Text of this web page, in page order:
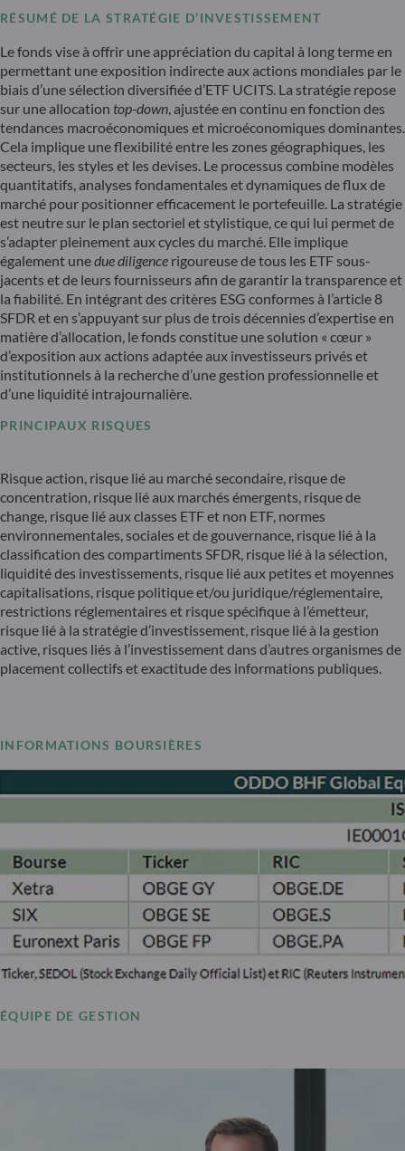
RÉSUMÉ DE LA STRATÉGIE D’INVESTISSEMENT
Le fonds vise à offrir une appréciation du capital à long terme en
permettant une exposition indirecte aux actions mondiales par le
biais d’une sélection diversifiée d’ETF UCITS. La stratégie repose
sur une allocation top-down, ajustée en continu en fonction des
tendances macroéconomiques et microéconomiques dominantes.
Cela implique une flexibilité entre les zones géographiques, les
secteurs, les styles et les devises. Le processus combine modèles
quantitatifs, analyses fondamentales et dynamiques de flux de
marché pour positionner efficacement le portefeuille. La stratégie
est neutre sur le plan sectoriel et stylistique, ce qui lui permet de
s’adapter pleinement aux cycles du marché. Elle implique
également unedue diligence rigoureuse de tous les ETF sous-
jacents et de leurs fournisseurs afin de garantir la transparence et
la fiabilité. En intégrant des critères ESG conformes à l’article 8
SFDR et en s’appuyant sur plus de trois décennies d’expertise en
matière d’allocation, le fonds constitue une solution « cœur »
d’exposition aux actions adaptée aux investisseurs privés et
institutionnels à la recherche d’une gestion professionnelle et
d’une liquidité intrajournalière.
PRINCIPAUX RISQUES
Risque action, risque lié au marché secondaire, risque de
concentration, risque lié aux marchés émergents, risque de
change, risque lié aux classes ETF et non ETF, normes
environnementales, sociales et de gouvernance, risque lié à la
classification des compartiments SFDR, risque lié à la sélection,
liquidité des investissements, risque lié aux petites et moyennes
capitalisations, risque politique et/ou juridique/réglementaire,
restrictions réglementaires et risque spécifique à l’émetteur,
risque lié à la stratégie d’investissement, risque lié à la gestion
active, risques liés à l’investissement dans d’autres organismes de
placement collectifs et exactitude des informations publiques.
INFORMATIONS BOURSIÈRES
ÉQUIPE DE GESTION